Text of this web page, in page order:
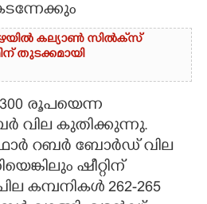
കല്യാൺ സിൽക്‌സ്
തുടക്കമായി
300 രൂപയെന്ന
വില കുതിക്കുന്നു.
റബർ ബോ‌ർഡ് വില
ഷീറ്റിന്
കമ്പനികൾ 262-265